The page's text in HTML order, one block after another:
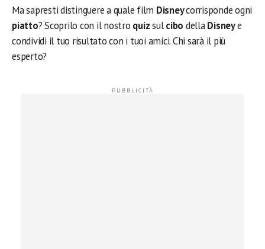
Ma sapresti distinguere a quale film Disneycorrisponde ogni
piatto? Scoprilo con il nostro quizsulcibo dellaDisneye
condividi il tuo risultato con i tuoi amici. Chi sarà il più
esperto?